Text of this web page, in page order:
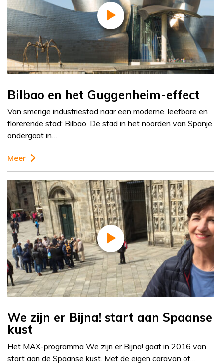
Bilbao en het Guggenheim-effect
Van smerige industriestad naar een moderne, leefbare en
florerende stad: Bilbao. De stad in het noorden van Spanje
ondergaat in…
Meer
We zijn er Bijna! start aan Spaanse
kust
Het MAX-programma We zijn er Bijna! gaat in 2016 van
start aan de Spaanse kust. Met de eigen caravan of…